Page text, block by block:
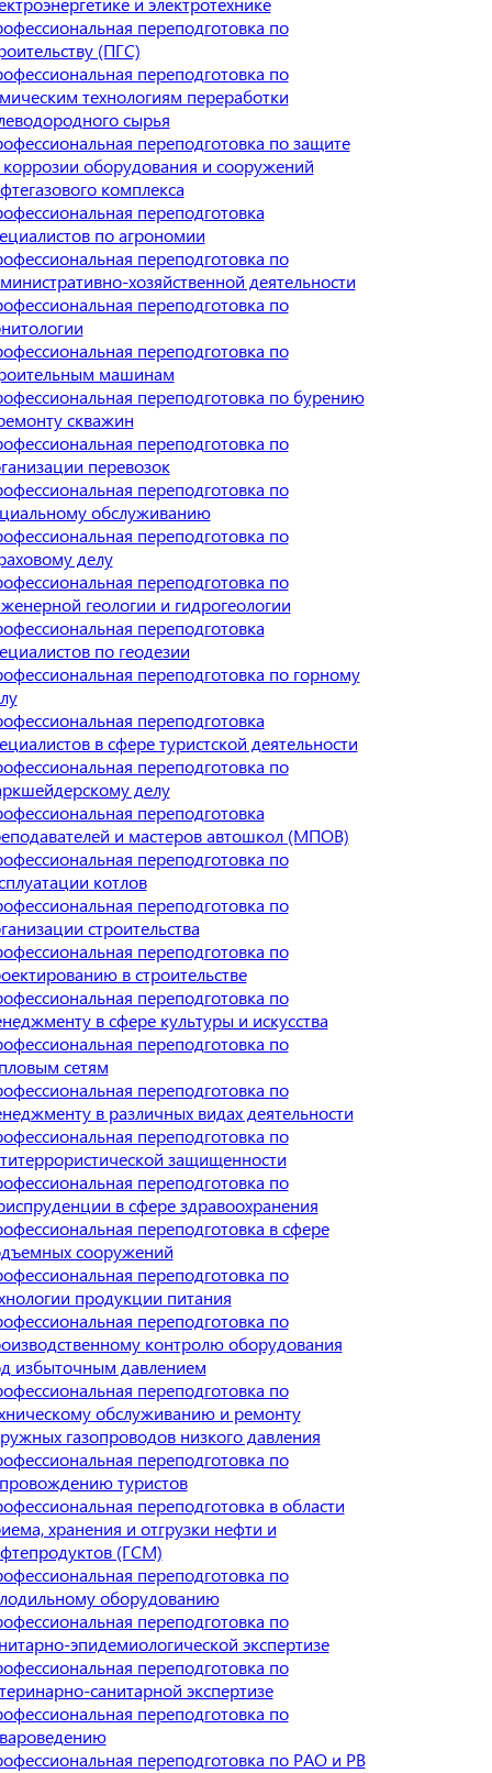
переподготовка по
(ПГС)
переподготовка по
технологиям переработки
сырья
переподготовка по защите
коррозии оборудования и сооружений
комплекса
переподготовка
по агрономии
переподготовка по
хозяйственной деятельности
переподготовка по
переподготовка по
машинам
переподготовка по бурению
скважин
переподготовка по
перевозок
переподготовка по
обслуживанию
переподготовка по
делу
переподготовка по
геологии и гидрогеологии
переподготовка
по геодезии
переподготовка по горному
переподготовка
в сфере туристской деятельности
переподготовка по
делу
переподготовка
и мастеров автошкол (МПОВ)
переподготовка по
котлов
переподготовка по
строительства
переподготовка по
в строительстве
переподготовка по
в сфере культуры и искусства
переподготовка по
сетям
переподготовка по
в различных видах деятельности
переподготовка по
защищенности
переподготовка по
в сфере здравоохранения
переподготовка в сфере
сооружений
переподготовка по
продукции питания
переподготовка по
контролю оборудования
избыточным давлением
переподготовка по
обслуживанию и ремонту
газопроводов низкого давления
переподготовка по
туристов
переподготовка в области
хранения и отгрузки нефти и
(ГСМ)
переподготовка по
оборудованию
переподготовка по
эпидемиологической экспертизе
переподготовка по
санитарной экспертизе
переподготовка по
переподготовка по РАО и РВ